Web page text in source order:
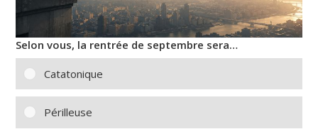
Selon vous, la rentrée de septembre sera…
Catatonique
Périlleuse